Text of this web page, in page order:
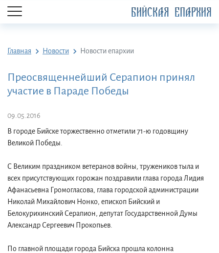
БИЙСКАЯ ЕПАРХИЯ
Главная Новости Новости епархии
Преосвященнейший Серапион принял
участие в Параде Победы
09.05.2016
В городе Бийске торжественно отметили 71-ю годовщину
Великой Победы.
С Великим праздником ветеранов войны, тружеников тыла и
всех присутствующих горожан поздравили глава города Лидия
Афанасьевна Громогласова, глава городской администрации
Николай Михайлович Нонко, епископ Бийский и
Белокурихинский Серапион, депутат Государственной Думы
Александр Сергеевич Прокопьев.
По главной площади города Бийска прошла колонна